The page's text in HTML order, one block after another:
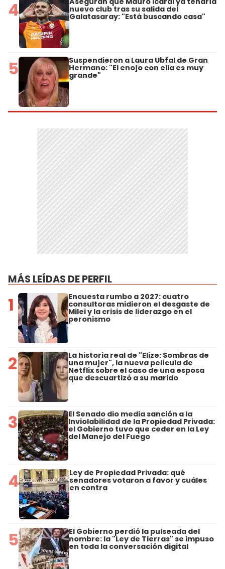
4 nuevo club tras su salida del
Galatasaray: "Está buscando casa"
5 Suspendieron a Laura Ubfal de Gran
Hermano: "El enojo con ella es muy
grande"
MÁS LEÍDAS DE PERFIL
1 Encuesta rumbo a 2027: cuatro
consultoras midieron el desgaste de
Milei y la crisis de liderazgo en el
peronismo
2 La historia real de "Elize: Sombras de
una mujer", la nueva película de
Netflix sobre el caso de una esposa
que descuartizó a su marido
3 El Senado dio media sanción a la
Inviolabilidad de la Propiedad Privada:
el Gobierno tuvo que ceder en la Ley
del Manejo del Fuego
4 Ley de Propiedad Privada: qué
senadores votaron a favor y cuáles
en contra
5 El Gobierno perdió la pulseada del
nombre: la "Ley de Tierras" se impuso
en toda la conversación digital